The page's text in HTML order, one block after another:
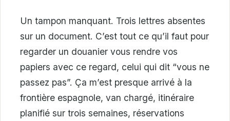
Un tampon manquant. Trois lettres absentes
sur un document. C’est tout ce qu’il faut pour
regarder un douanier vous rendre vos
papiers avec ce regard, celui qui dit “vous ne
passez pas”. Ça m’est presque arrivé à la
frontière espagnole, van chargé, itinéraire
planifié sur trois semaines, réservations